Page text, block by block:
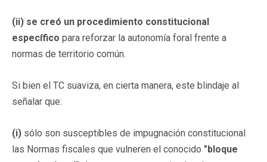
(ii) se creó un procedimiento constitucional
específico para reforzar la autonomía foral frente a
normas de territorio común.
Si bien el TC suaviza, en cierta manera, este blindaje al
señalar que:
(i) sólo son susceptibles de impugnación constitucional
las Normas fiscales que vulneren el conocido "bloque